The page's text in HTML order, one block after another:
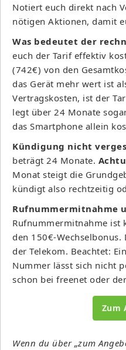
Notiert euch direkt nach
nötigen Aktionen, damit
Was bedeutet der
euch der Tarif effektiv
(742€) von den
das Gerät mehr wert ist
Vertragskosten, ist der
legt über 24 Monate
das Smartphone allein
Kündigung nicht
beträgt 24 Monate.
Monat steigt die
kündigt also rechtzeitig
Rufnummermitnahme
Rufnummermitnahme ist
den 150€-
der Telekom. Beachtet:
Nummer lässt sich nicht
schon bei freenet oder
Zum
Wenn du über „zum